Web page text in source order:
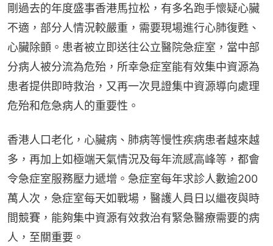
剛過去的年度盛事香港馬拉松，有多名跑手懷疑心臟
不適，部分人情況較嚴重，需要現場進行心肺復甦、
心臟除顫。患者被立即送往公立醫院急症室，當中部
分病人被分流為危殆，所幸急症室能有效集中資源為
患者提供即時救治，又再一次見證集中資源導向處理
危殆和危急病人的重要性。
香港人口老化，心臟病、肺病等慢性疾病患者越來越
多，再加上如極端天氣情況及每年流感高峰等，都會
令急症室服務壓力遞增。急症室每年求診人數逾200
萬人次，急症室每天如戰場，醫護人員日以繼夜與時
間競賽，能夠集中資源有效救治有緊急醫療需要的病
人，至關重要。